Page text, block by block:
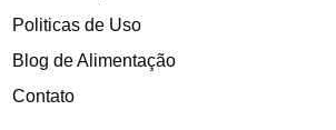
Politicas de Uso
Blog de Alimentação
Contato